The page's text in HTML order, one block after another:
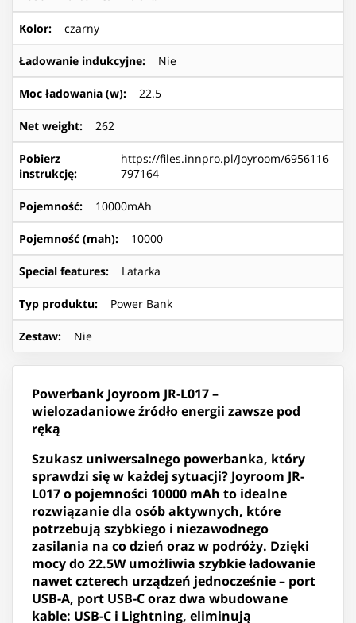
Kolor: czarny
Ładowanie indukcyjne: Nie
Moc ładowania (w): 22.5
Net weight: 262
Pobierz
instrukcję:
https://files.innpro.pl/Joyroom/6956116
797164
Pojemność: 10000mAh
Pojemność (mah): 10000
Special features: Latarka
Typ produktu: Power Bank
Zestaw: Nie
Powerbank Joyroom JR-L017 –
wielozadaniowe źródło energii zawsze pod
ręką
Szukasz uniwersalnego powerbanka, który
sprawdzi się w każdej sytuacji? Joyroom JR-
L017 o pojemności 10000 mAh to idealne
rozwiązanie dla osób aktywnych, które
potrzebują szybkiego i niezawodnego
zasilania na co dzień oraz w podróży. Dzięki
mocy do 22.5W umożliwia szybkie ładowanie
nawet czterech urządzeń jednocześnie – port
USB-A, port USB-C oraz dwa wbudowane
kable: USB-C i Lightning, eliminują